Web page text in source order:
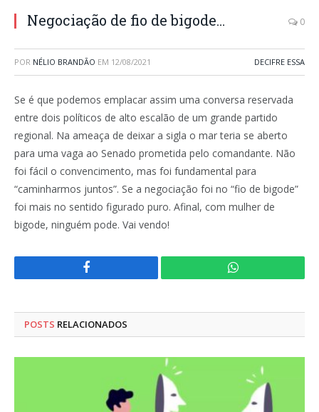
Negociação de fio de bigode… 0
POR NÉLIO BRANDÃO EM 12/08/2021 DECIFRE ESSA
Se é que podemos emplacar assim uma conversa reservada
entre dois políticos de alto escalão de um grande partido
regional. Na ameaça de deixar a sigla o mar teria se aberto
para uma vaga ao Senado prometida pelo comandante. Não
foi fácil o convencimento, mas foi fundamental para
“caminharmos juntos”. Se a negociação foi no “fio de bigode”
foi mais no sentido figurado puro. Afinal, com mulher de
bigode, ninguém pode. Vai vendo!
Facebook WhatsApp
POSTS RELACIONADOS